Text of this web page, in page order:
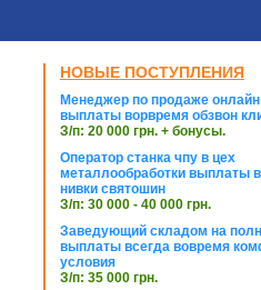
НОВЫЕ ПОСТУПЛЕНИЯ
Менеджер по продаже
выплаты ворвремя обзвон
З/п: 20 000 грн. + бонусы.
Оператор станка чпу в цех
металлообработки выплаты
нивки святошин
З/п: 30 000 - 40 000 грн.
Заведующий складом на
выплаты всегда вовремя
условия
З/п: 35 000 грн.